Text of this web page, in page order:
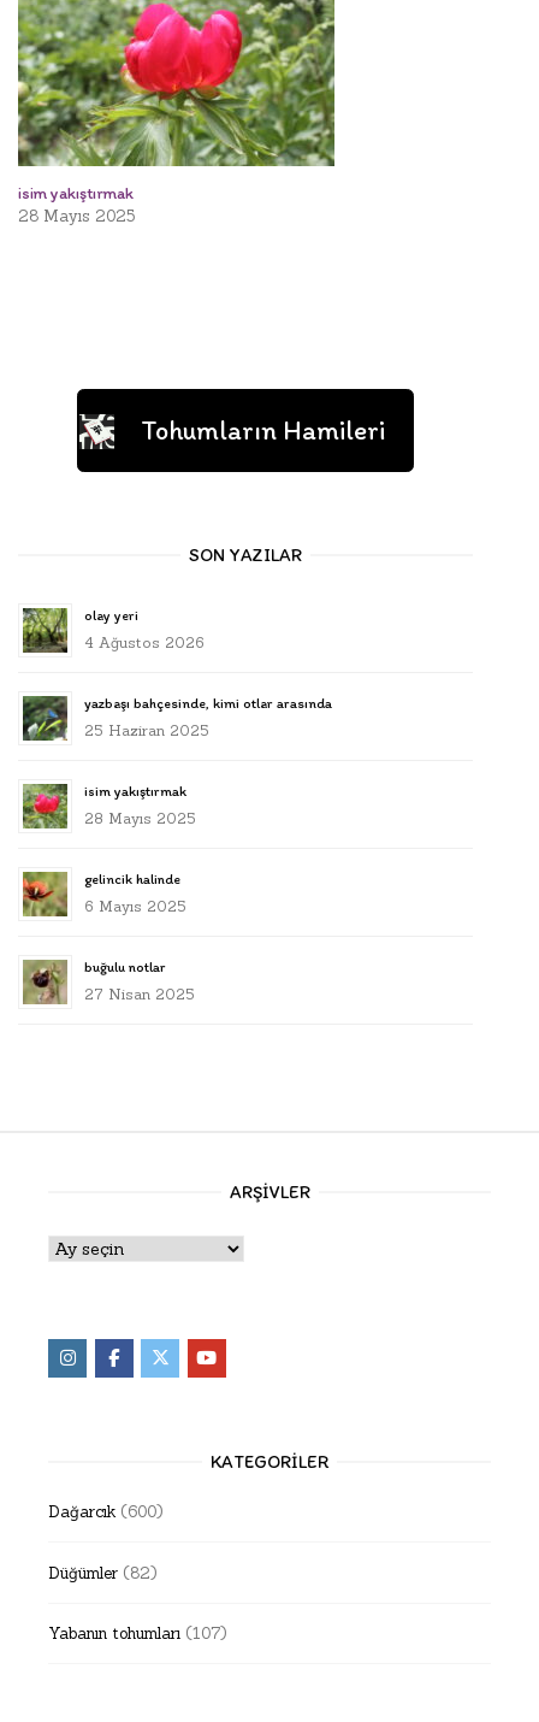
isim yakıştırmak
28 Mayıs 2025
Tohumların Hamileri
SON YAZILAR
olay yeri
4 Ağustos 2026
yazbaşı bahçesinde, kimi otlar arasında
25 Haziran 2025
isim yakıştırmak
28 Mayıs 2025
gelincik halinde
6 Mayıs 2025
buğulu notlar
27 Nisan 2025
ARŞIVLER
Arşivler
KATEGORILER
Dağarcık (600)
Düğümler (82)
Yabanın tohumları (107)